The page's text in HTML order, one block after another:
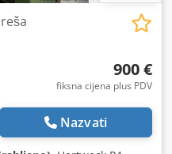
900 €
fiksna cijena plus PDV
Nazvati